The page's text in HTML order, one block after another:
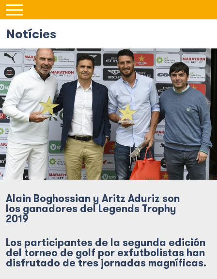
Notícies
Alain Boghossian y Aritz Aduriz son
los ganadores del Legends Trophy
2019
Los participantes de la segunda edición
del torneo de golf por exfutbolistas han
disfrutado de tres jornadas magníficas.